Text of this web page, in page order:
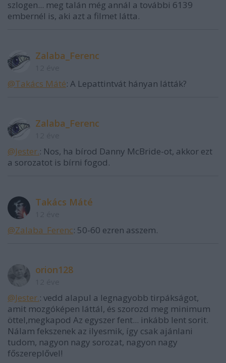
szlogen... meg talán még annál a további 6139
embernél is, aki azt a filmet látta.
Zalaba_Ferenc
@Takács Máté: A Lepattintvát hányan látták?
Zalaba_Ferenc
@Jester.: Nos, ha bírod Danny McBride-ot, akkor ezt
a sorozatot is bírni fogod.
Takács Máté
@Zalaba_Ferenc: 50-60 ezren asszem.
orion128
@Jester.: vedd alapul a legnagyobb tirpákságot,
amit mozgóképen láttál, és szorozd meg minimum
öttel,megkapod Az egyszer fent... inkább lent sorit.
Nálam fekszenek az ilyesmik, így csak ajánlani
tudom, nagyon nagy sorozat, nagyon nagy
főszereplővel!